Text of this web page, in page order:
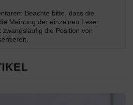
Beachte bitte, dass die
Meinung der einzelnen Leser
die Position von